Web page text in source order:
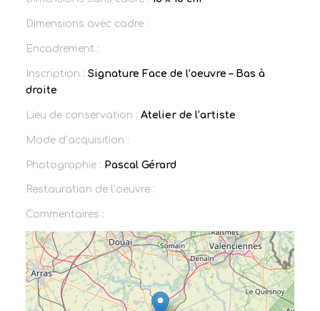
Dimensions avec cadre :
Encadrement :
Inscription : Signature Face de l’oeuvre – Bas à
droite
Lieu de conservation : Atelier de l’artiste
Mode d’acquisition :
Photographie : Pascal Gérard
Restauration de l’oeuvre :
Commentaires :